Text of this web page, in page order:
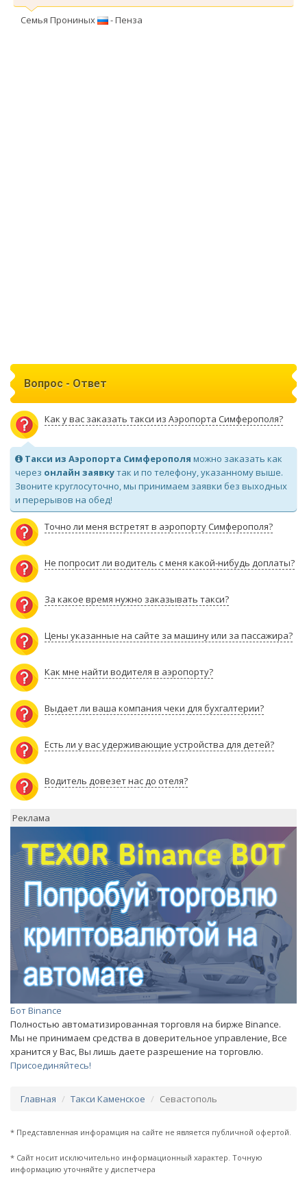
Семья Прониных - Пенза
Вопрос - Ответ
Как у вас заказать такси из Аэропорта Симферополя?
Такси из Аэропорта Симферополя можно заказать как
через онлайн заявкутак и по телефону, указанному выше.
Звоните круглосуточно, мы принимаем заявки без выходных
и перерывов на обед!
Точно ли меня встретят в аэропорту Симферополя?
Не попросит ли водитель с меня какой-нибудь доплаты?
За какое время нужно заказывать такси?
Цены указанные на сайте за машину или за пассажира?
Как мне найти водителя в аэропорту?
Выдает ли ваша компания чеки для бухгалтерии?
Есть ли у вас удерживающие устройства для детей?
Водитель довезет нас до отеля?
Реклама
Бот Binance
Полностью автоматизированная торговля на бирже Binance.
Мы не принимаем средства в доверительное управление, Все
хранится у Вас, Вы лишь даете разрешение на торговлю.
Присоединяйтесь!
Главная Такси Каменское Севастополь
* Представленная инфорамция на сайте не является публичной офертой.
* Сайт носит исключительно информационный характер. Точную
информацию уточняйте у диспетчера